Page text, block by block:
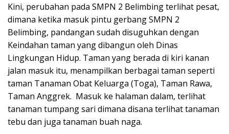
Kini, perubahan pada SMPN 2 Belimbing terlihat pesat,
dimana ketika masuk pintu gerbang SMPN 2
Belimbing, pandangan sudah disuguhkan dengan
Keindahan taman yang dibangun oleh Dinas
Lingkungan Hidup. Taman yang berada di kiri kanan
jalan masuk itu, menampilkan berbagai taman seperti
taman Tanaman Obat Keluarga (Toga), Taman Rawa,
Taman Anggrek. Masuk ke halaman dalam, terlihat
tanaman tumpang sari dimana disana terlihat tanaman
tebu dan juga tanaman buah naga.